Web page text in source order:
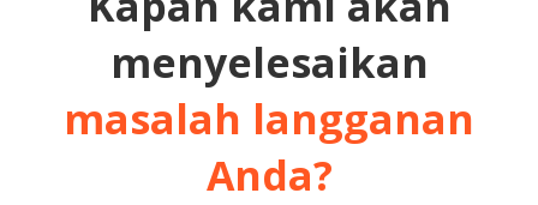
menyelesaikan
masalah langganan
Anda?